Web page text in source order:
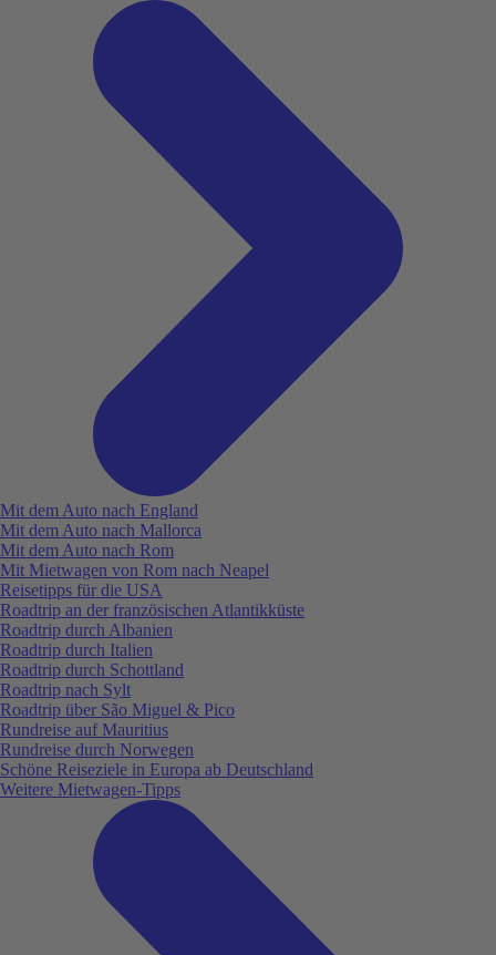
Mit dem Auto nach England
Mit dem Auto nach Mallorca
Mit dem Auto nach Rom
Mit Mietwagen von Rom nach Neapel
Reisetipps für die USA
Roadtrip an der französischen Atlantikküste
Roadtrip durch Albanien
Roadtrip durch Italien
Roadtrip durch Schottland
Roadtrip nach Sylt
Roadtrip über São Miguel & Pico
Rundreise auf Mauritius
Rundreise durch Norwegen
Schöne Reiseziele in Europa ab Deutschland
Weitere Mietwagen-Tipps